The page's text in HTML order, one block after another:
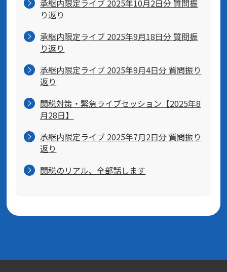
承継内限定ライブ 2025年10月2日分 質問振
り返り
承継内限定ライブ 2025年9月18日分 質問振
り返り
承継内限定ライブ 2025年9月4日分 質問振り
返り
関税対策・緊急ライブセッション【2025年8
月28日】
承継内限定ライブ 2025年7月2日分 質問振り
返り
関税のリアル、全部話します